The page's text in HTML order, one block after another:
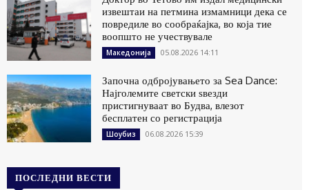
извештаи на петмина измамници дека се
повредиле во сообраќајка, во која тие
воопшто не учествувале
Македонија 05.08.2026 14:11
Започна одбројувањето за Sea Dance:
Најголемите светски ѕвезди
пристигнуваат во Будва, влезот
бесплатен со регистрација
Шоубиз 06.08.2026 15:39
ПОСЛЕДНИ ВЕСТИ